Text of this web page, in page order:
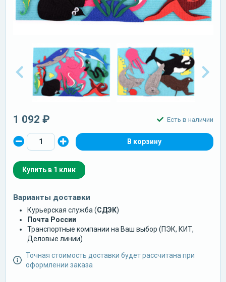
1 092 ₽ Есть в наличии
Купить в 1 клик
Варианты доставки
Курьерская служба (СДЭК)
Почта России
Транспортные компании на Ваш выбор (ПЭК, КИТ,
Деловые линии)
Точная стоимость доставки будет рассчитана при
оформлении заказа